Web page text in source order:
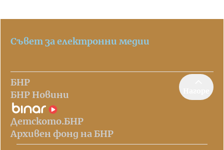
Съвет за електронни медии
БНР
БНР Новини
Детското.БНР
Архивен фонд на БНР